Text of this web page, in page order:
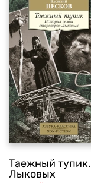
Таежный
Лыковых